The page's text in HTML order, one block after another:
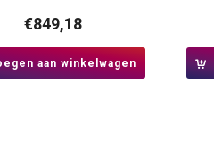
€849,18
aan winkelwagen